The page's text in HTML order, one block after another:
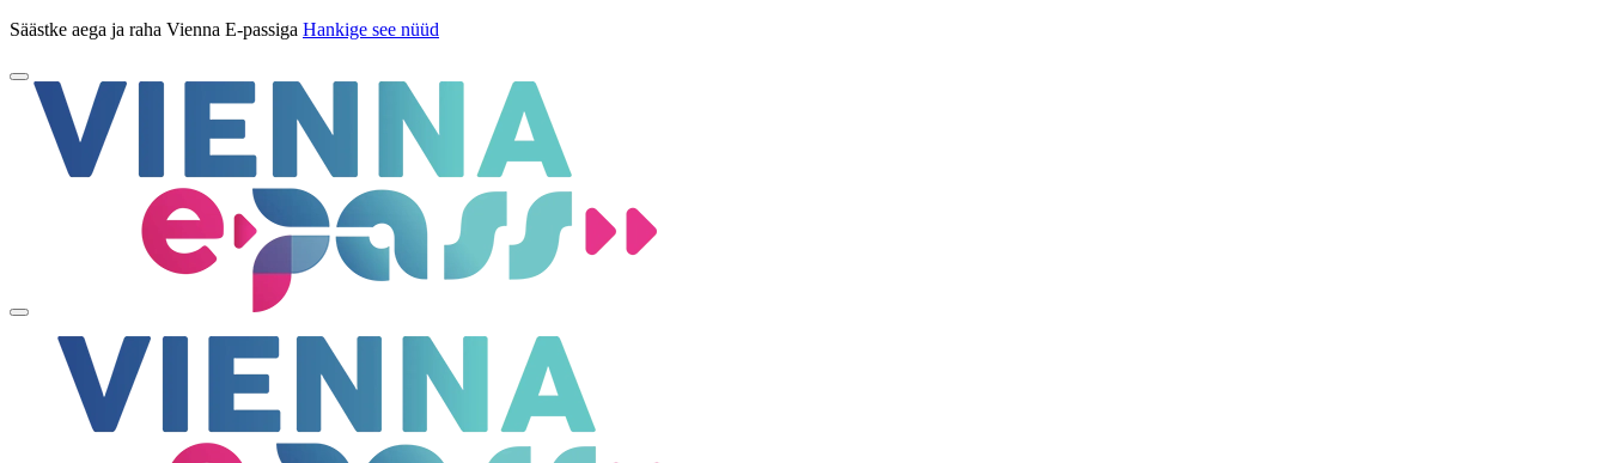
Säästke aega ja raha Vienna E-passiga Hankige see nüüd